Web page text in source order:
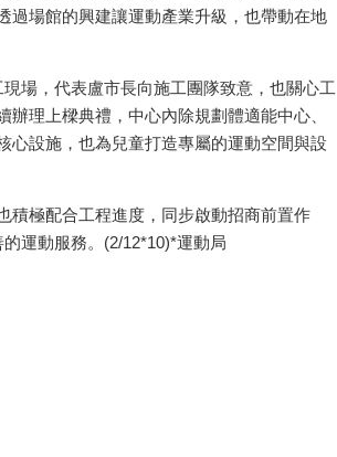
過場館的興建讓運動產業升級，也帶動在地
場，代表盧市長向施工團隊致意，也關心工
理上樑典禮，中心內除規劃體適能中心、
心設施，也為兒童打造專屬的運動空間與設
積極配合工程進度，同步啟動招商前置作
運動服務。(2/12*10)*運動局